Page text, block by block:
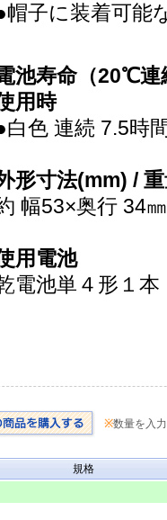
帽子に装着可能
池寿命（20℃
用時
白色 連続 7.5
形寸法(mm) /
幅53×奥行 34
用電池
電池単４形１
※数量を入
規格